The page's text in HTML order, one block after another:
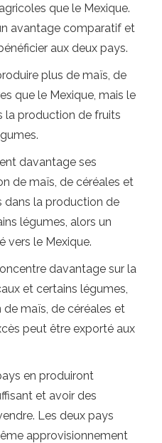
que le Mexique.
avantage comparatif et
aux deux pays.
plus de maïs, de
que le Mexique, mais le
la production de fruits
davantage ses
de maïs, de céréales et
dans la production de
légumes, alors un
vers le Mexique.
davantage sur la
et certains légumes,
maïs, de céréales et
peut être exporté aux
en produiront
et avoir des
Les deux pays
approvisionnement